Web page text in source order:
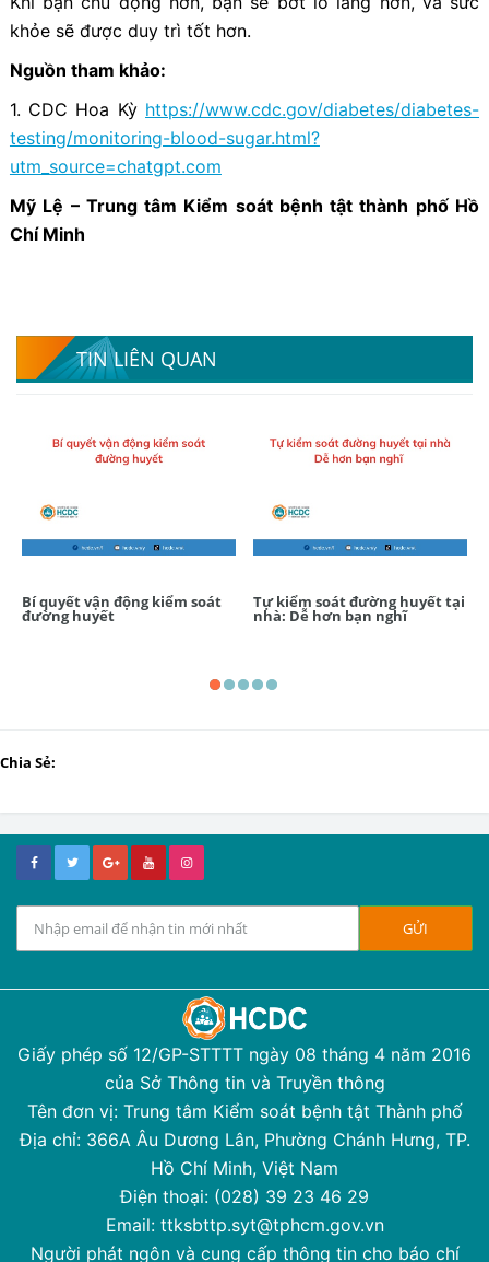
khỏe sẽ được duy trì tốt hơn.
Nguồn tham khảo:
1. CDC Hoa Kỳ https://www.cdc.gov/diabetes/diabetes-
testing/monitoring-blood-sugar.html?
utm_source=chatgpt.com
Mỹ Lệ – Trung tâm Kiểm soát bệnh tật thành phố Hồ
Chí Minh
TIN LIÊN QUAN
Bí quyết vận động kiểm soát
đường huyết
Tự kiểm soát đường huyết tại
nhà: Dễ hơn bạn nghĩ
Chia Sẻ:
Giấy phép số 12/GP-STTTT ngày 08 tháng 4 năm 2016
của Sở Thông tin và Truyền thông
Tên đơn vị: Trung tâm Kiểm soát bệnh tật Thành phố
Địa chỉ: 366A Âu Dương Lân, Phường Chánh Hưng, TP.
Hồ Chí Minh, Việt Nam
Điện thoại: (028) 39 23 46 29
Email: ttksbttp.syt@tphcm.gov.vn
Người phát ngôn và cung cấp thông tin cho báo chí